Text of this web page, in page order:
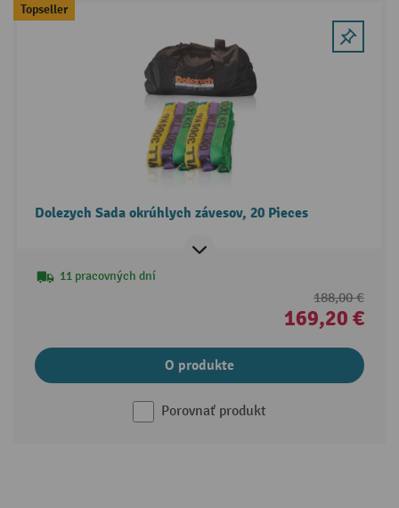
Topseller
Dolezych Sada okrúhlych závesov, 20 Pieces
11 pracovných dní
188,00 €
169,20 €
O produkte
Porovnať produkt